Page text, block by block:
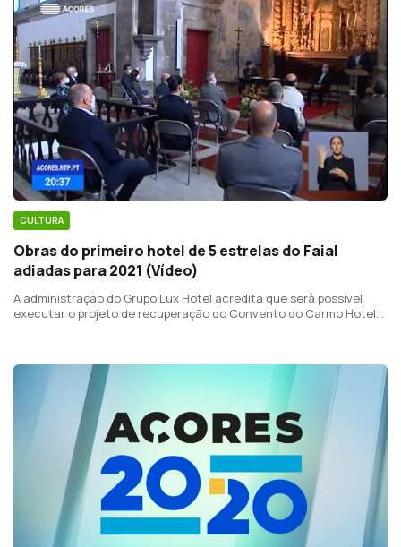
CULTURA
Obras do primeiro hotel de 5 estrelas do Faial
adiadas para 2021 (Vídeo)
A administração do Grupo Lux Hotel acredita que será possível
executar o projeto de recuperação do Convento do Carmo Hotel